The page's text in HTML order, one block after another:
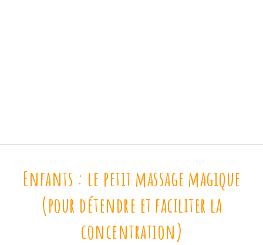
Enfants : le petit massage magique
(pour détendre et faciliter la
concentration)